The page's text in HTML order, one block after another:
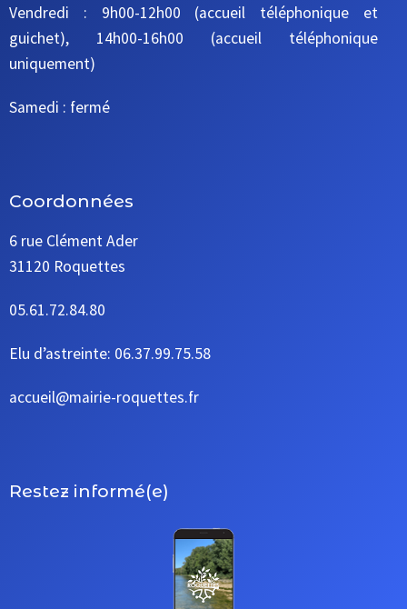
Vendredi : 9h00-12h00 (accueil téléphonique et
guichet), 14h00-16h00 (accueil téléphonique
uniquement)
Samedi : fermé
Coordonnées
6 rue Clément Ader
31120 Roquettes
05.61.72.84.80
Elu d’astreinte: 06.37.99.75.58
accueil@mairie-roquettes.fr
Restez informé(e)